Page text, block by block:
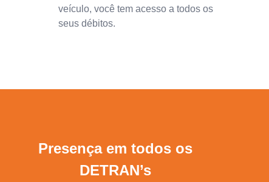
veículo, você tem acesso a todos os
seus débitos.
Presença em todos os
DETRAN’s